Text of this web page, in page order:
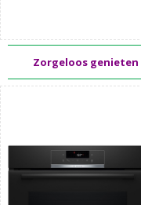
Zorgeloos genieten